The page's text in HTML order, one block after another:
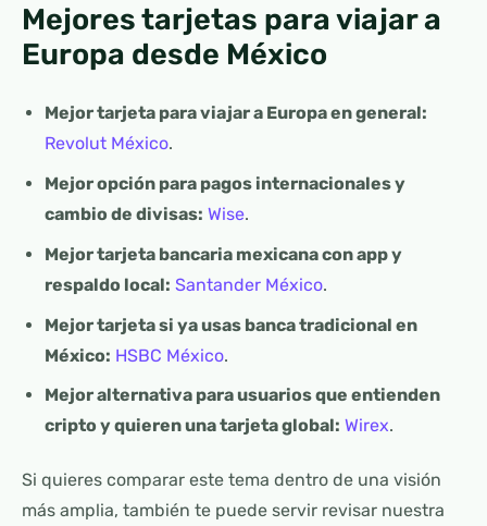
Mejores tarjetas para viajar a
Europa desde México
Mejor tarjeta para viajar a Europa en general:
Revolut México.
Mejor opción para pagos internacionales y
cambio de divisas: Wise.
Mejor tarjeta bancaria mexicana con app y
respaldo local: Santander México.
Mejor tarjeta si ya usas banca tradicional en
México: HSBC México.
Mejor alternativa para usuarios que entienden
cripto y quieren una tarjeta global: Wirex.
Si quieres comparar este tema dentro de una visión
más amplia, también te puede servir revisar nuestra